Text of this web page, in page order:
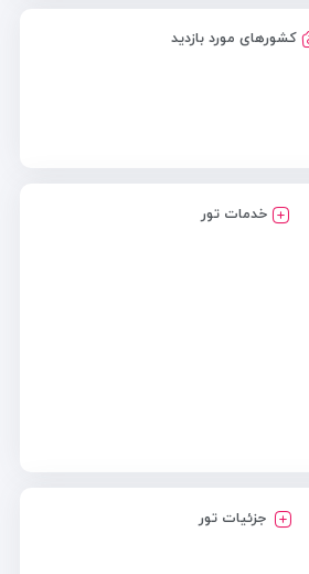
کشورهای مورد بازدید
خدمات تور
جزئیات تور